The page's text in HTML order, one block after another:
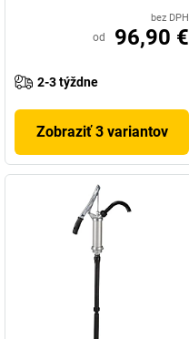
bez DPH
od 96,90 €
2-3 týždne
Zobraziť 3 variantov